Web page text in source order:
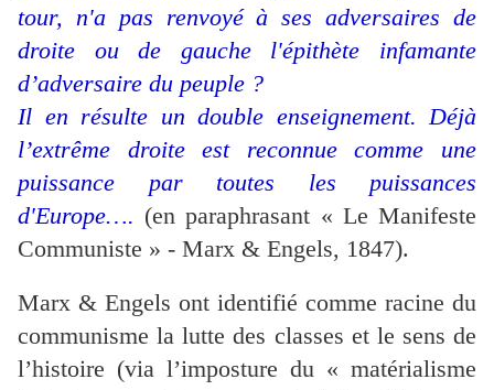
tour, n'a pas renvoyé à ses adversaires de
droite ou de gauche l'épithète infamante
d’adversaire du peuple ?
Il en résulte un double enseignement. Déjà
l’extrême droite est reconnue comme une
puissance par toutes les puissances
d'Europe…. (en paraphrasant « Le Manifeste
Communiste » - Marx & Engels, 1847).
Marx & Engels ont identifié comme racine du
communisme la lutte des classes et le sens de
l’histoire (via l’imposture du « matérialisme